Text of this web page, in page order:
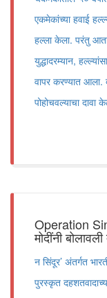
एकमेकांच्या हवाई
हल्ला केला. परंतु
युद्धादरम्यान,
वापर करण्यात आला.
पोहोचवल्याचा दावा
Operation
मोदींनी
न सिंदूर’ अंतर्गत
पुरस्कृत